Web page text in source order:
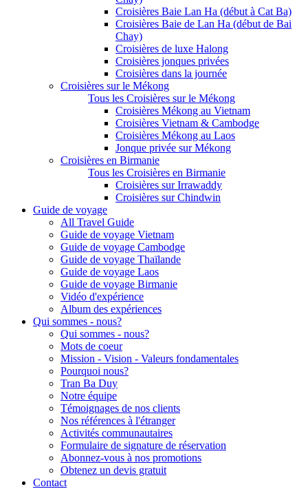
Croisières Baie Lan Ha (début à Cat Ba)
Croisières Baie de Lan Ha (début de Bai
Chay)
Croisières de luxe Halong
Croisières jonques privées
Croisières dans la journée
Croisières sur le Mékong
Tous les Croisières sur le Mékong
Croisières Mékong au Vietnam
Croisières Vietnam & Cambodge
Croisières Mékong au Laos
Jonque privée sur Mékong
Croisières en Birmanie
Tous les Croisières en Birmanie
Croisières sur Irrawaddy
Croisières sur Chindwin
Guide de voyage
All Travel Guide
Guide de voyage Vietnam
Guide de voyage Cambodge
Guide de voyage Thaïlande
Guide de voyage Laos
Guide de voyage Birmanie
Vidéo d'expérience
Album des expériences
Qui sommes - nous?
Qui sommes - nous?
Mots de coeur
Mission - Vision - Valeurs fondamentales
Pourquoi nous?
Tran Ba Duy
Notre équipe
Témoignages de nos clients
Nos références à l'étranger
Activités communautaires
Formulaire de signature de réservation
Abonnez-vous à nos promotions
Obtenez un devis gratuit
Contact